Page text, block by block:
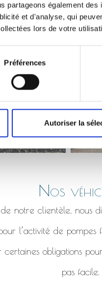
partageons également
et d'analyse, qui
lors de votre
Préférences
Autoriser la
un très grand
qui s’affaisse,
Nos
notre clientèle, nous
l’activité de
obligations
pas facile.